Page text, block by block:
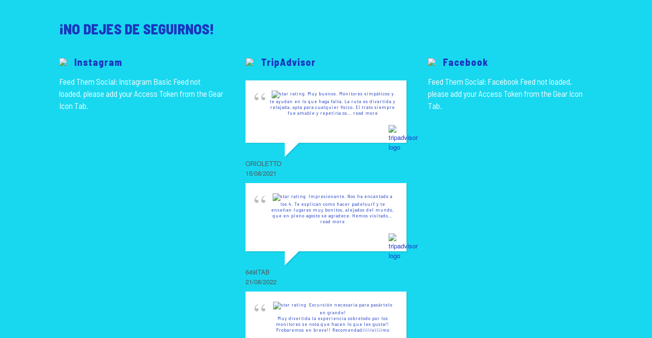
¡NO DEJES DE SEGUIRNOS!
Instagram
Feed Them Social: Instagram Basic Feed not
loaded, please add your Access Token from the Gear
Icon Tab.
TripAdvisor
Muy buenos. Monitores simpáticos y
te ayudan en lo que haga falta. La ruta es divertida y
relajada, apta para cualquier físico. El trato siempre
fue amable y repetiría os ... read more
ORIOLETTO
15/08/2021
Impresionante. Nos ha encantado a
los 4. Te explican como hacer padelsurf y te
enseñan lugares muy bonitos, alejados del mundo,
que en pleno agosto se agradece. Hemos visitado
read more
649ITAB
21/08/2022
Excursión necesaria para pasártelo
en grande!
Muy divertida la experiencia sobretodo por los
monitores se nota que hacen lo que les gusta!!
Probaremos en breve!! Recomendadiiiiisiiiimo
Facebook
Feed Them Social: Facebook Feed not loaded,
please add your Access Token from the Gear Icon
Tab.